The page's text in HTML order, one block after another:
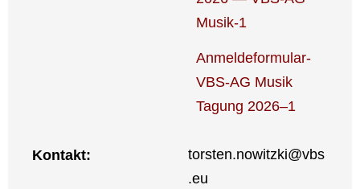
Musik‑1
Anmel­­de­­for­­mu­lar-
VBS-AG Musik
Tagung 2026–1
Kon­takt:
torsten.nowitzki@vbs
.eu